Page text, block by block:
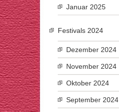
Januar 2025
Festivals 2024
Dezember 2024
November 2024
Oktober 2024
September 2024